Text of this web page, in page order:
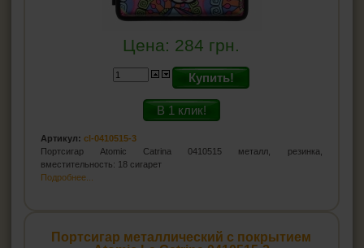
Цена: 284 грн.
Купить!
В 1 клик!
Артикул: cl-0410515-3
Портсигар Atomic Catrina 0410515 металл, резинка,
вместительность: 18 сигарет
Подробнее...
Портсигар металлический с покрытием